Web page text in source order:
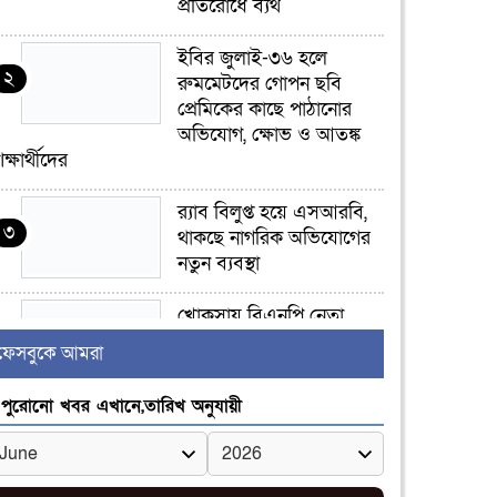
প্রতিরোধে ব্যর্থ
২
ইবির জুলাই-৩৬ হলে
রুমমেটদের গোপন ছবি
প্রেমিকের কাছে পাঠানোর
অভিযোগ, ক্ষোভ ও আতঙ্ক
৩
র‍্যাব বিলুপ্ত হয়ে এসআরবি,
থাকছে নাগরিক অভিযোগের
নতুন ব্যবস্থা
৪
খোকসায় বিএনপি নেতা
৫
সাঈদীর ছবিতে জুতা
নিক্ষেপকারীরা ‘জারজ
সন্তান’: আমির হামজা
আমরা
পুরোনো খবর এখানে,তারিখ অনুযায়ী